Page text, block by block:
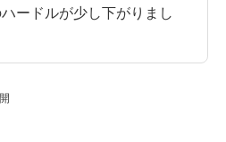
ードルが少し下がりまし